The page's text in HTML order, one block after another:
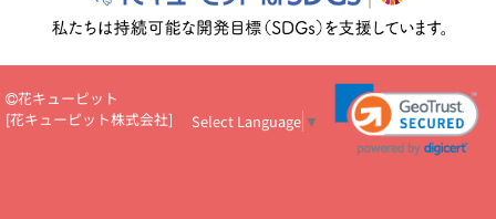
彩心理学」で選ぶ方法
結婚祝いの予算相場
出産祝いお役立ち情
転職祝いのマナー基礎知識
ペットのお祝いワンポイントアド
バイス
スタンド花（フラスタ）のマナー
お見舞いのマナーとル
お祝い花のマナー総まとめ
場上司や先輩へ贈るお祝い花の正解は？
開店祝いの花 選び方ガイ
ド（早見表あり）
花キューピットのお供え・
花キューピット
[花キューピット株式会社] Select Language ▼